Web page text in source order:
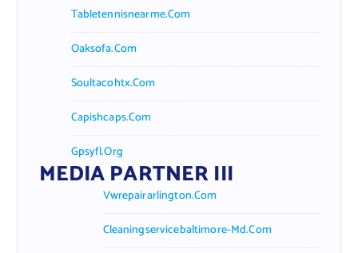
Tabletennisnearme.com
Oaksofa.com
Soultacohtx.com
Capishcaps.com
Gpsyfl.org
MEDIA PARTNER III
Vwrepairarlington.com
Cleaningservicebaltimore-Md.com